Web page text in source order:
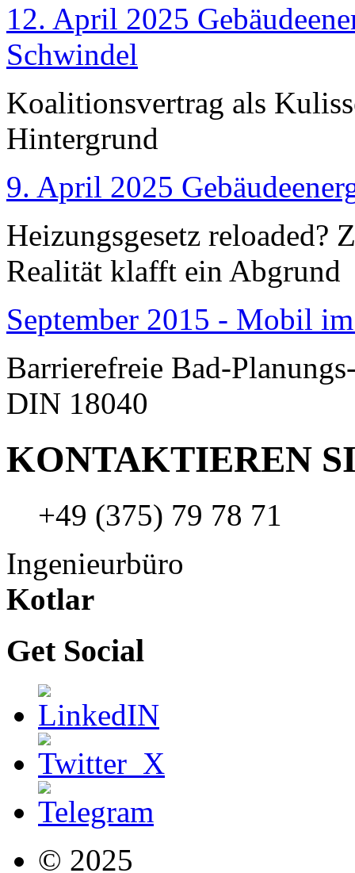
12. April 2025
Schwindel
Koalitionsvertrag als
Hintergrund
9. April 2025
Heizungsgesetz reloaded?
Realität klafft ein Abgrund
September 2015 - Mobil
Barrierefreie Bad-
DIN 18040
KONTAKTIEREN
+49 (375) 79 78 71
Ingenieurbüro
Kotlar
Get Social
© 2025